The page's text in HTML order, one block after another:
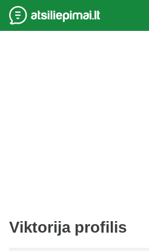
Viktorija profilis